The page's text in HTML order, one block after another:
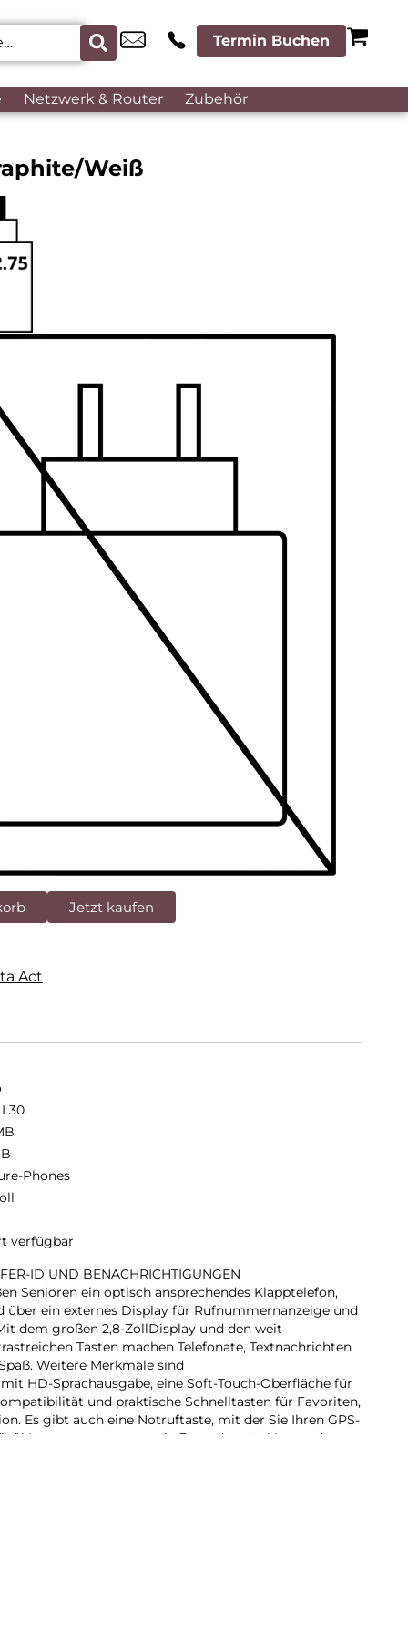
Termin Buchen
Netzwerk & Router Zubehör
Weiß
Jetzt kaufen
Act
Phones
verfügbar
ID UND BENACHRICHTIGUNGEN
Senioren ein optisch ansprechendes Klapptelefon,
über ein externes Display für Rufnummernanzeige und
dem großen 2,8-ZollDisplay und den weit
Tasten machen Telefonate, Textnachrichten
Weitere Merkmale sind
HD-Sprachausgabe, eine Soft-Touch-Oberfläche für
und praktische Schnelltasten für Favoriten,
Es gibt auch eine Notruftaste, mit der Sie Ihren GPS-
Vertrauenspersonen wie Freunde oder Verwandte